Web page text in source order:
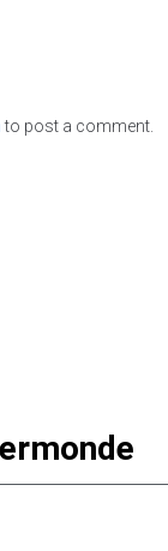
to post a comment.